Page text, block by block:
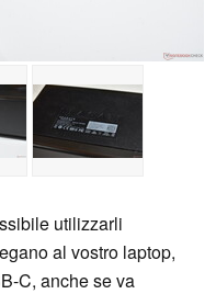
utilizzarli
al vostro laptop,
C, anche se va